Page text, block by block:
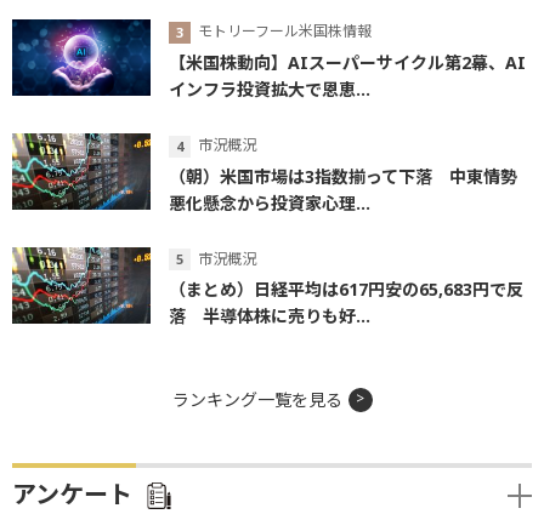
モトリーフール米国株情報
【米国株動向】AIスーパーサイクル第2幕、AI
インフラ投資拡大で恩恵...
市況概況
（朝）米国市場は3指数揃って下落 中東情勢
悪化懸念から投資家心理...
市況概況
（まとめ）日経平均は617円安の65,683円で反
落 半導体株に売りも好...
ランキング一覧を見る
アンケート